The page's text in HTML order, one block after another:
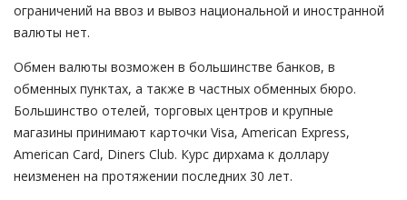
ограничений на ввоз и вывоз национальной и иностранной
валюты нет.
Обмен валюты возможен в большинстве банков, в
обменных пунктах, а также в частных обменных бюро.
Большинство отелей, торговых центров и крупные
магазины принимают карточки Visa, American Express,
American Card, Diners Club. Курс дирхама к доллару
неизменен на протяжении последних 30 лет.